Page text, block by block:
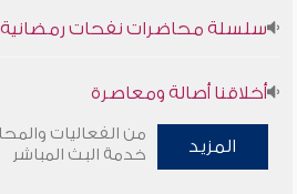
سلسلة محاضرات نفحات رمضانية 1444هـ
أخلاقنا أصالة ومعاصرة
وأمنهم من خوف 9
المزيد
من الفعاليات
خدمة البث المباشر